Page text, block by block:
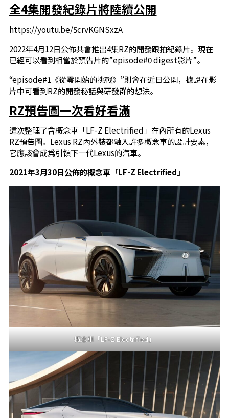
全4集開發紀錄片將陸續公開
https://youtu.be/5crvKGNSxzA
2022年4月12日公佈共會推出4集RZ的開發跟拍紀錄片。現在
已經可以看到相當於預告片的”episode#0 digest影片”。
“episode#1《從零開始的挑戰》”則會在近日公開，據說在影
片中可看到RZ的開發秘話與研發群的想法。
RZ預告圖一次看好看滿
這次整理了含概念車「LF-Z Electrified」在內所有的Lexus
RZ預告圖。Lexus RZ內外裝都融入許多概念車的設計要素，
它應該會成爲引領下一代Lexus的汽車。
2021年3月30日公佈的概念車「LF-Z Electrified」
概念車「LF-Z Electrified」